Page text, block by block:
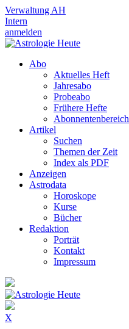
Verwaltung AH
Intern
anmelden
Abo
Aktuelles Heft
Jahresabo
Probeabo
Frühere Hefte
Abonnentenbereich
Artikel
Suchen
Themen der Zeit
Index als PDF
Anzeigen
Astrodata
Horoskope
Kurse
Bücher
Redaktion
Porträt
Kontakt
Impressum
X